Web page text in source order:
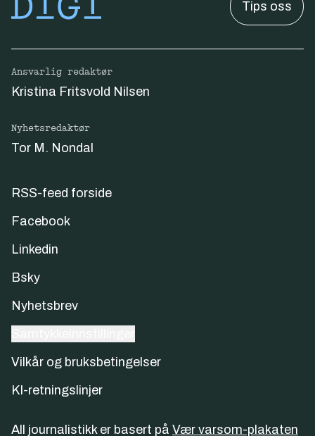
Tips oss
Ansvarlig redaktør
Kristina Fritsvold Nilsen
Nyhetsredaktør
Tor M. Nondal
RSS-feed forside
Facebook
Linkedin
Bsky
Nyhetsbrev
Vilkår og bruksbetingelser
KI-retningslinjer
All journalistikk er basert på Vær varsom-plakaten